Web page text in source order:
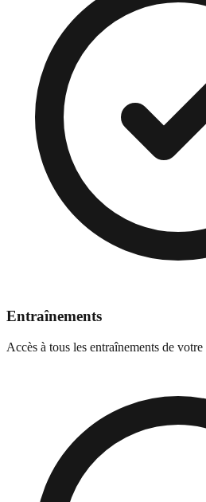
Entraînements
Accès à tous les entraînements de